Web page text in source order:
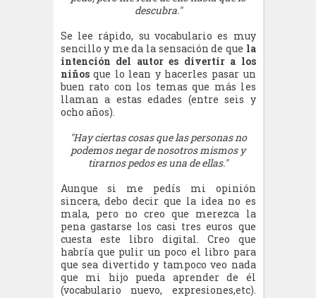
descubra."
Se lee rápido, su vocabulario es muy
sencillo y me da la sensación de que la
intención del autor es divertir a los
niñosque lo lean y hacerles pasar un
buen rato con los temas que más les
llaman a estas edades (entre seis y
ocho años).
"Hay ciertas cosas que las personas no
podemos negar de nosotros mismos y
tirarnos pedos es una de ellas."
Aunque si me pedís mi opinión
sincera, debo decir que la idea no es
mala, pero no creo que merezca la
pena gastarse los casi tres euros que
cuesta este libro digital. Creo que
habría que pulir un poco el libro para
que sea divertido y tampoco veo nada
que mi hijo pueda aprender de él
(vocabulario nuevo, expresiones,etc).